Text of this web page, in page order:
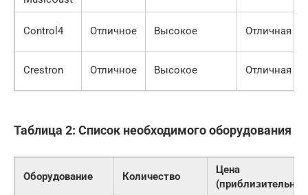
Control4 Отличное Высокое Отличная
Crestron Отличное Высокое Отличная
Таблица 2: Список необходимого оборудования
Оборудование Количество
Цена
(приблизительно)